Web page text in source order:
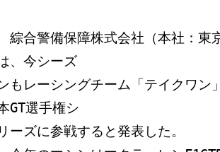
綜合警備保障株式会社（本社：東
、今シーズ
もレーシングチーム「テイクワン
GT選手権シ
リーズに参戦すると発表した。